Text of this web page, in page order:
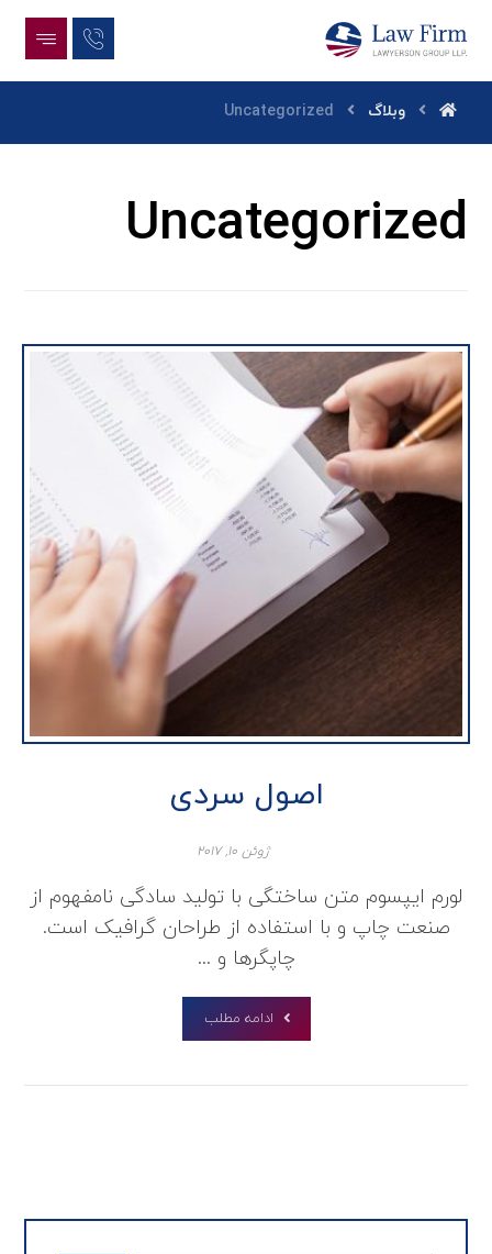
وبلاگ Uncategorized
Uncategorized
اصول سردی
ژوئن ۱۰, ۲۰۱۷
لورم ایپسوم متن ساختگی با تولید سادگی نامفهوم از
صنعت چاپ و با استفاده از طراحان گرافیک است.
چاپگرها و ...
ادامه مطلب